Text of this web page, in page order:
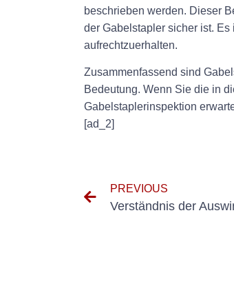
beschrieben werden. Dieser
der Gabelstapler sicher ist.
aufrechtzuerhalten.
Zusammenfassend sind
Bedeutung. Wenn Sie die in
Gabelstaplerinspektion
[ad_2]
PREVIOUS